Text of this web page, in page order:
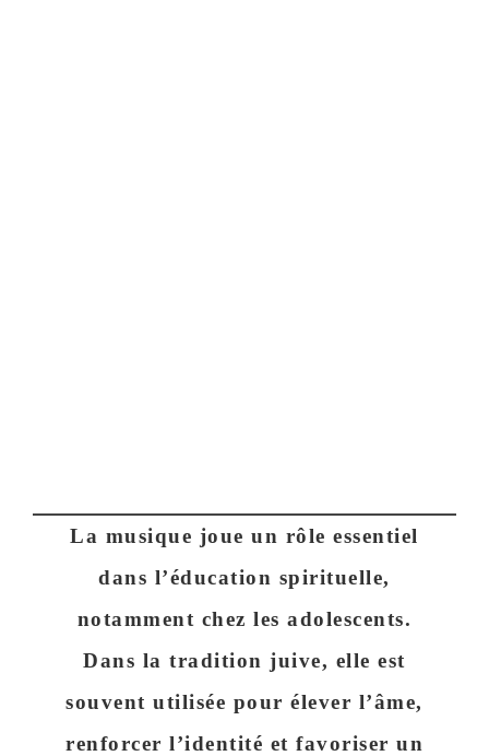
La musique joue un rôle essentiel
dans l’éducation spirituelle,
notamment chez les adolescents.
Dans la tradition juive, elle est
souvent utilisée pour élever l’âme,
renforcer l’identité et favoriser un